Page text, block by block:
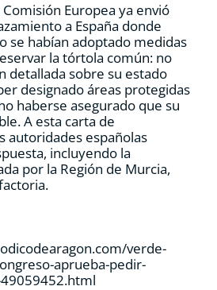
Europea ya envió
a España donde
se habían adoptado medidas
la tórtola común: no
detallada sobre su estado
designado áreas protegidas
haberse asegurado que su
A esta carta de
autoridades españolas
incluyendo la
por la Región de Murcia,
verde-
aprueba-pedir-